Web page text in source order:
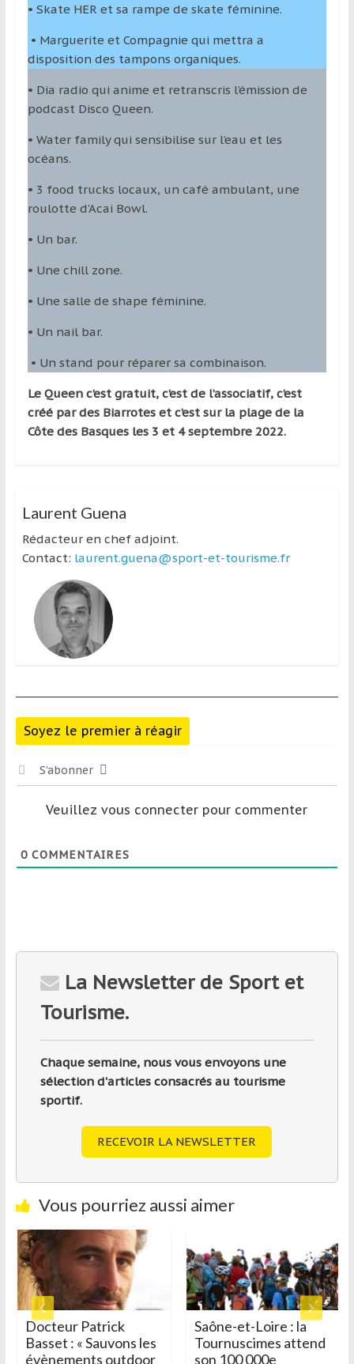
• Skate HER et sa rampe de skate féminine.
• Marguerite et Compagnie qui mettra a
disposition des tampons organiques.
• Dia radio qui anime et retranscris l’émission de
podcast Disco Queen.
• Water family qui sensibilise sur l’eau et les
océans.
• 3 food trucks locaux, un café ambulant, une
roulotte d’Acai Bowl.
• Un bar.
• Une chill zone.
• Une salle de shape féminine.
• Un nail bar.
• Un stand pour réparer sa combinaison.
Le Queen c’est gratuit, c’est de l’associatif, c’est
créé par des Biarrotes et c’est sur la plage de la
Côte des Basques les 3 et 4 septembre 2022.
Laurent Guena
Rédacteur en chef adjoint.
Contact: laurent.guena@sport-et-tourisme.fr
Soyez le premier à réagir
S’abonner
Veuillez vous connecter pour commenter
0COMMENTAIRES
La Newsletter de Sport et
Tourisme.
Chaque semaine, nous vous envoyons une
sélection d'articles consacrés au tourisme
sportif.
RECEVOIR LA NEWSLETTER
Vous pourriez aussi aimer
Docteur Patrick
Basset : « Sauvons les
évènements outdoor
Saône-et-Loire : la
Tournuscimes attend
son 100 000e